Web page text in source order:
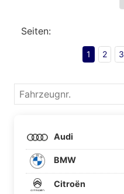
Seiten:
1 2 3
Fahrzeugnr.
Audi
BMW
Citroën